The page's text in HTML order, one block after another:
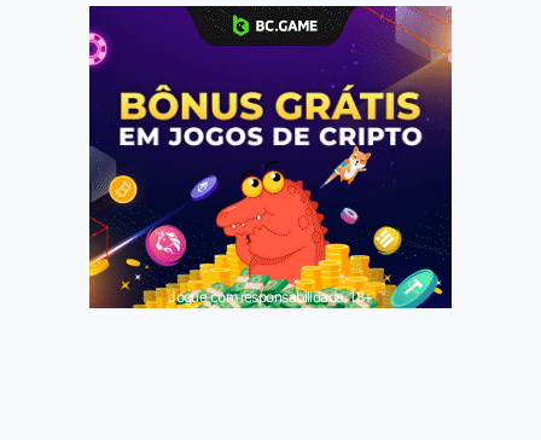
Jogue com responsabilidade. 18+